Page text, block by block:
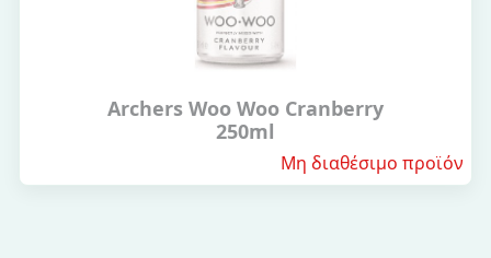
Archers Woo Woo Cranberry
250ml
Μη διαθέσιμο προϊόν